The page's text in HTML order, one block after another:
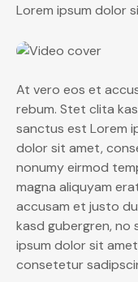
Lorem ipsum dolor
At vero eos et
rebum. Stet clita
sanctus est Lorem
dolor sit amet,
nonumy eirmod
magna aliquyam
accusam et justo
kasd gubergren, no
ipsum dolor sit
consetetur